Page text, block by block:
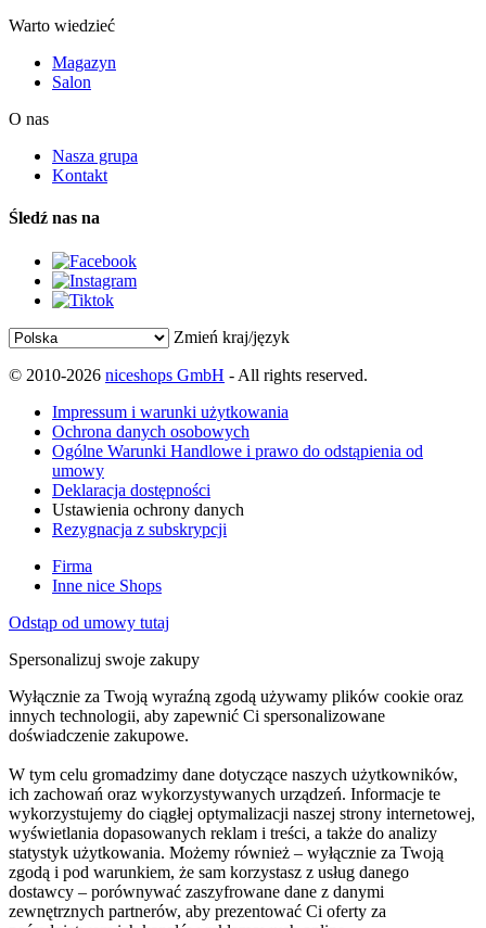
Warto wiedzieć
Magazyn
Salon
O nas
Nasza grupa
Kontakt
Śledź nas na
Zmień kraj/język
© 2010-2026 niceshops GmbH - All rights reserved.
Impressum i warunki użytkowania
Ochrona danych osobowych
Ogólne Warunki Handlowe i prawo do odstąpienia od
umowy
Deklaracja dostępności
Ustawienia ochrony danych
Rezygnacja z subskrypcji
Firma
Inne nice Shops
Odstąp od umowy tutaj
Spersonalizuj swoje zakupy
Wyłącznie za Twoją wyraźną zgodą używamy plików cookie oraz
innych technologii, aby zapewnić Ci spersonalizowane
doświadczenie zakupowe.
W tym celu gromadzimy dane dotyczące naszych użytkowników,
ich zachowań oraz wykorzystywanych urządzeń. Informacje te
wykorzystujemy do ciągłej optymalizacji naszej strony internetowej,
wyświetlania dopasowanych reklam i treści, a także do analizy
statystyk użytkowania. Możemy również – wyłącznie za Twoją
zgodą i pod warunkiem, że sam korzystasz z usług danego
dostawcy – porównywać zaszyfrowane dane z danymi
zewnętrznych partnerów, aby prezentować Ci oferty za